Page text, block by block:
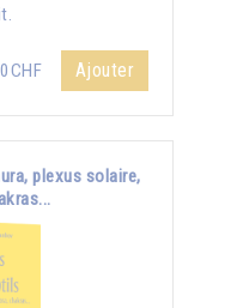
Ajouter
plexus solaire,